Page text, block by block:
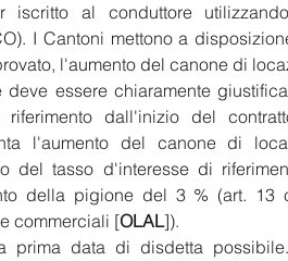
iscritto al conduttore
I Cantoni mettono a
l'aumento del canone di
essere chiaramente
dall'inizio del
l'aumento del canone di
del tasso d'interesse di
della pigione del 3 % (art. 13
commerciali [OLAL]).
prima data di disdetta